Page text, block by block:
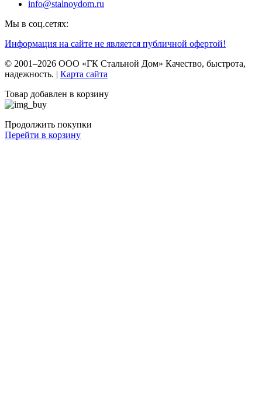
info@stalnoydom.ru
Мы в соц.сетях:
Информация на сайте не является публичной офертой!
© 2001–2026 ООО «ГК Стальной Дом» Качество, быстрота,
надежность. | Карта сайта
Товар добавлен в корзину
Продолжить покупки
Перейти в корзину